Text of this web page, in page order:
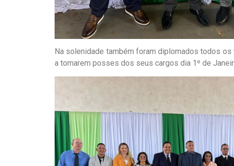
Na solenidade também foram diplomados todos
a tomarem posses dos seus cargos dia 1º de